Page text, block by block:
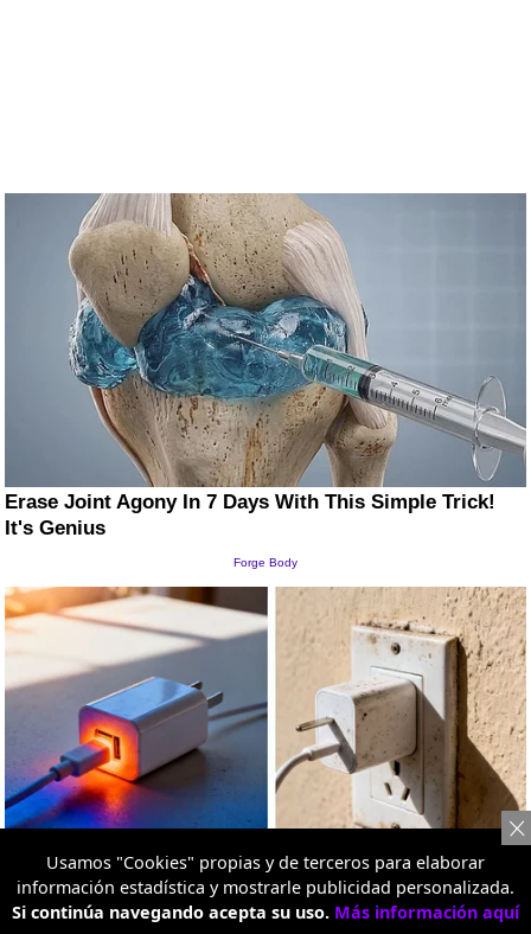
Usamos "Cookies" propias y de terceros para elaborar
información estadística y mostrarle publicidad personalizada.
Si continúa navegando acepta su uso. Más información aquí